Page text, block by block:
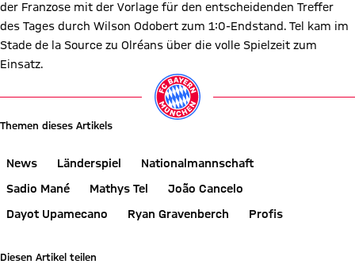
der Franzose mit der Vorlage für den entscheidenden Treffer
des Tages durch Wilson Odobert zum 1:0-Endstand. Tel kam im
Stade de la Source zu Olréans über die volle Spielzeit zum
Einsatz.
Themen dieses Artikels
News Länderspiel
Nationalmannschaft
Sadio Mané
Mathys Tel
João Cancelo
Dayot Upamecano
Ryan Gravenberch Profis
Diesen Artikel teilen